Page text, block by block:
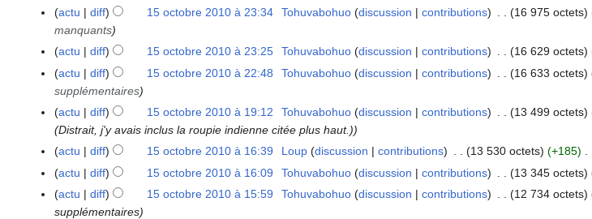
b
2
b
e
0
1
o
e
2
0
actu diff 15 octobre 2010 à 23:34 Tohuvabohuo discussion contributions 16 975 octets
manquants
actu
diff 15 octobre 2010 à 23:25 Tohuvabohuo discussion contributions 16 629 octets
actu
diff 15 octobre 2010 à 22:48 Tohuvabohuo discussion contributions 16 633 octets
supplémentaires
actu
diff 15 octobre 2010 à 19:12 Tohuvabohuo discussion contributions 13 499 octets
(Distrait, j'y avais inclus la roupie indienne citée plus haut.)
actu
diff 15 octobre 2010 à 16:39 Loup discussion contributions 13 530 octets +185
actu
diff 15 octobre 2010 à 16:09 Tohuvabohuo discussion contributions 13 345 octets
actu
diff 15 octobre 2010 à 15:59 Tohuvabohuo discussion contributions 12 734 octets
supplémentaires